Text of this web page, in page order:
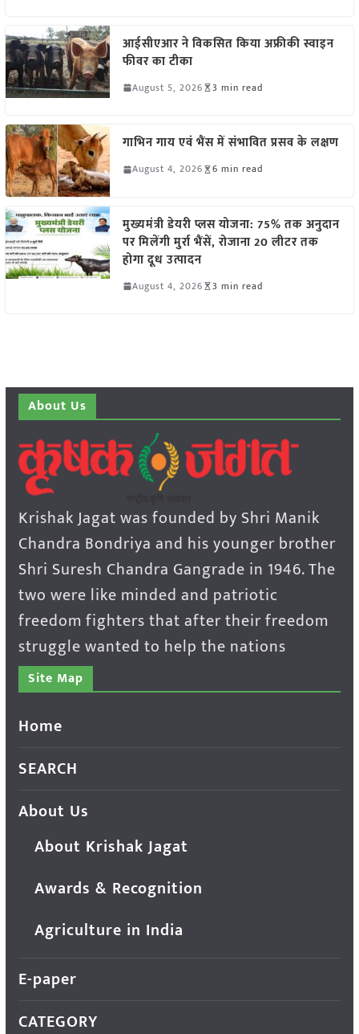
आईसीएआर ने विकसित किया अफ्रीकी स्वाइन
फीवर का टीका
August 5, 2026 3 min read
गाभिन गाय एवं भैंस में संभावित प्रसव के लक्षण
August 4, 2026 6 min read
मुख्यमंत्री डेयरी प्लस योजना: 75% तक अनुदान
पर मिलेंगी मुर्रा भैंसें, रोजाना 20 लीटर तक
होगा दूध उत्पादन
August 4, 2026 3 min read
About Us
Krishak Jagat was founded by Shri Manik
Chandra Bondriya and his younger brother
Shri Suresh Chandra Gangrade in 1946. The
two were like minded and patriotic
freedom fighters that after their freedom
struggle wanted to help the nations
Site Map
Home
SEARCH
About Us
About Krishak Jagat
Awards & Recognition
Agriculture in India
E-paper
CATEGORY